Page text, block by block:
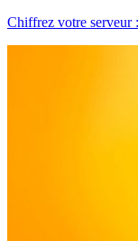
Chiffrez votre serveur